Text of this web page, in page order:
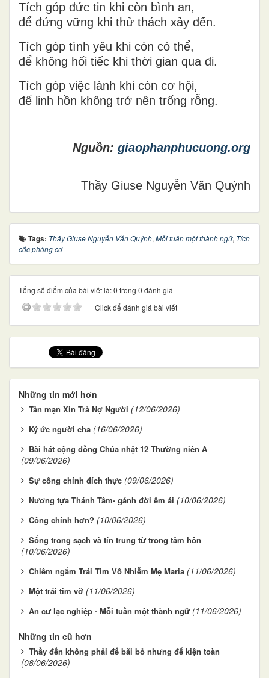
Tích góp đức tin khi còn bình an,
để đứng vững khi thử thách xảy đến.
Tích góp tình yêu khi còn có thể,
để không hối tiếc khi thời gian qua đi.
Tích góp việc lành khi còn cơ hội,
để linh hồn không trở nên trống rỗng.
Nguồn: giaophanphucuong.org
Thầy Giuse Nguyễn Văn Quýnh
Tags: Thầy Giuse Nguyễn Văn Quýnh, Mỗi tuần một thành ngữ, Tích
cốc phòng cơ
Tổng số điểm của bài viết là: 0 trong 0 đánh giá
Click để đánh giá bài viết
Những tin mới hơn
Tản mạn Xin Trả Nợ Người (12/06/2026)
Ký ức người cha (16/06/2026)
Bài hát cộng đồng Chúa nhật 12 Thường niên A
(09/06/2026)
Sự công chính đích thực (09/06/2026)
Nương tựa Thánh Tâm- gánh đời êm ái (10/06/2026)
Công chính hơn? (10/06/2026)
Sống trong sạch và tín trung từ trong tâm hồn
(10/06/2026)
Chiêm ngắm Trái Tim Vô Nhiễm Mẹ Maria (11/06/2026)
Một trái tim vỡ (11/06/2026)
An cư lạc nghiệp - Mỗi tuần một thành ngữ (11/06/2026)
Những tin cũ hơn
Thầy đến không phải để bãi bỏ nhưng để kiện toàn
(08/06/2026)